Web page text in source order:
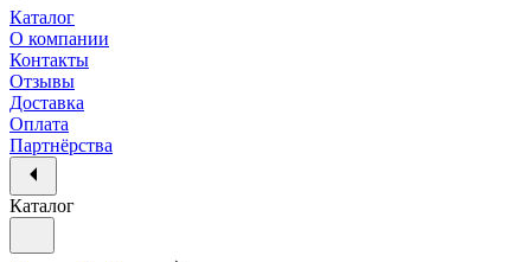
Каталог
О компании
Контакты
Отзывы
Доставка
Оплата
Партнёрства
Каталог